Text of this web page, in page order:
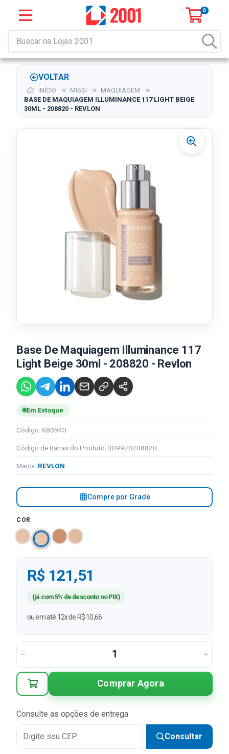
0
VOLTAR
INÍCIO MISSI
MAQUIAGEM
BASE DE MAQUIAGEM ILLUMINANCE 117 LIGHT BEIGE
30ML - 208820 - REVLON
Base De Maquiagem Illuminance 117
Light Beige 30ml - 208820 - Revlon
Em Estoque
Código: 680940
Código de Barras do Produto: 309970208820
Marca: REVLON
Compre por Grade
COR
R$ 121,51
(já com 5% de desconto no PIX)
ou em até 12x de R$ 10,66
Comprar Agora
Consulte as opções de entrega
Consultar